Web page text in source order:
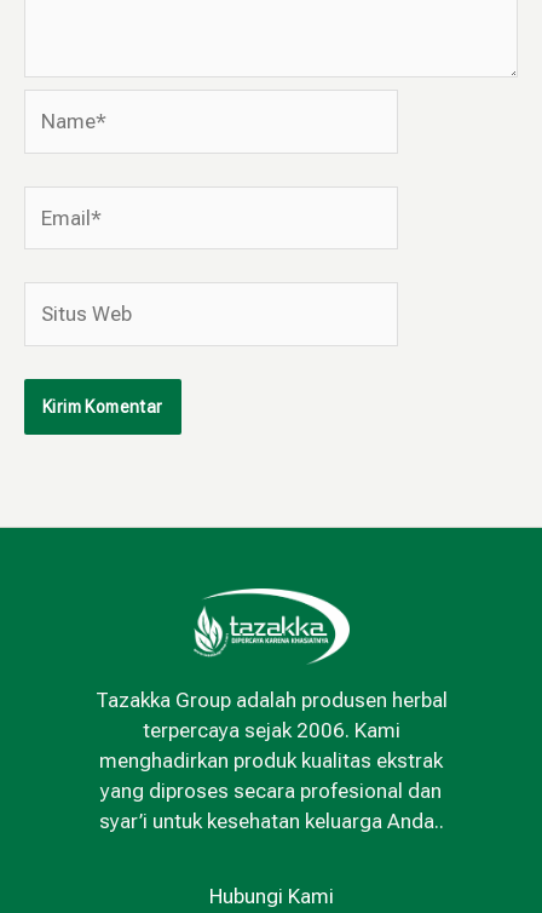
Web
Tazakka Group adalah produsen herbal
terpercaya sejak 2006. Kami
menghadirkan produk kualitas ekstrak
yang diproses secara profesional dan
syar’i untuk kesehatan keluarga Anda..
Hubungi Kami